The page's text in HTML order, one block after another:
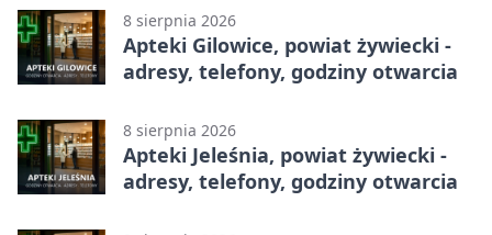
otwarcia
8 sierpnia 2026
Apteki Gilowice, powiat żywiecki -
adresy, telefony, godziny otwarcia
8 sierpnia 2026
Apteki Jeleśnia, powiat żywiecki -
adresy, telefony, godziny otwarcia